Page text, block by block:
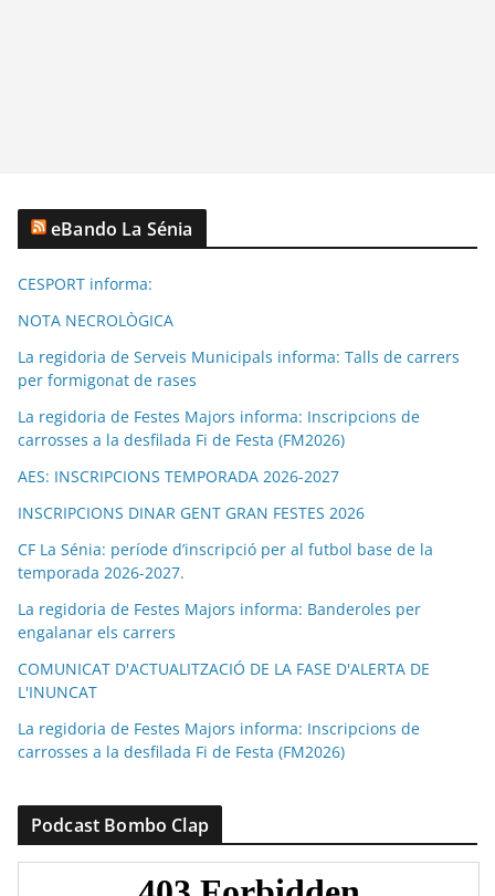
eBando La Sénia
CESPORT informa:
NOTA NECROLÒGICA
La regidoria de Serveis Municipals informa: Talls de carrers
per formigonat de rases
La regidoria de Festes Majors informa: Inscripcions de
carrosses a la desfilada Fi de Festa (FM2026)
AES: INSCRIPCIONS TEMPORADA 2026-2027
INSCRIPCIONS DINAR GENT GRAN FESTES 2026
CF La Sénia: període d’inscripció per al futbol base de la
temporada 2026-2027.
La regidoria de Festes Majors informa: Banderoles per
engalanar els carrers
COMUNICAT D'ACTUALITZACIÓ DE LA FASE D'ALERTA DE
L'INUNCAT
La regidoria de Festes Majors informa: Inscripcions de
carrosses a la desfilada Fi de Festa (FM2026)
Podcast Bombo Clap